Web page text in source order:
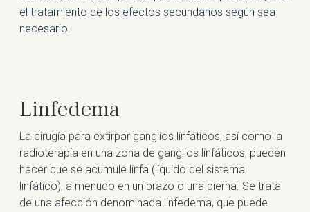
el tratamiento de los efectos secundarios según sea
necesario.
Linfedema
La cirugía para extirpar ganglios linfáticos, así como la
radioterapia en una zona de ganglios linfáticos, pueden
hacer que se acumule linfa (líquido del sistema
linfático), a menudo en un brazo o una pierna. Se trata
de una afección denominada linfedema, que puede